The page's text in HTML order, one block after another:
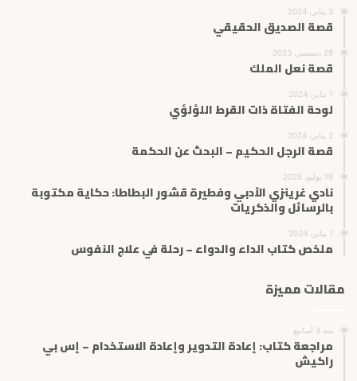
3 يناير، 2024
قصة الصديق الحقيقي
29 ديسمبر، 2023
قصة نعل الملك
1 يناير، 2024
لوحة الفتاة ذات القرط اللؤلؤي
2 يناير، 2024
قصة الرجل الحكيم – البحث عن الحكمة
19 يوليو، 2025
نادي غرينزي الأدبي وفطيرة قشور البطاطا: حكاية مكتوبة
بالرسائل والذكريات
1 يناير، 2024
ملخص كتاب الداء والدواء – رحلة في علاج النفوس
مقالات مميزة
منذ 3 أسابيع
مراجعة كتاب: إعادة التدوير وإعادة الاستخدام – إس بي
راكيش